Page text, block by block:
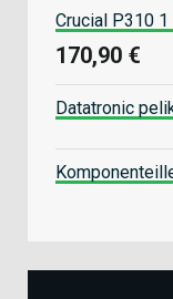
Crucial P310
170,90 €
Datatronic